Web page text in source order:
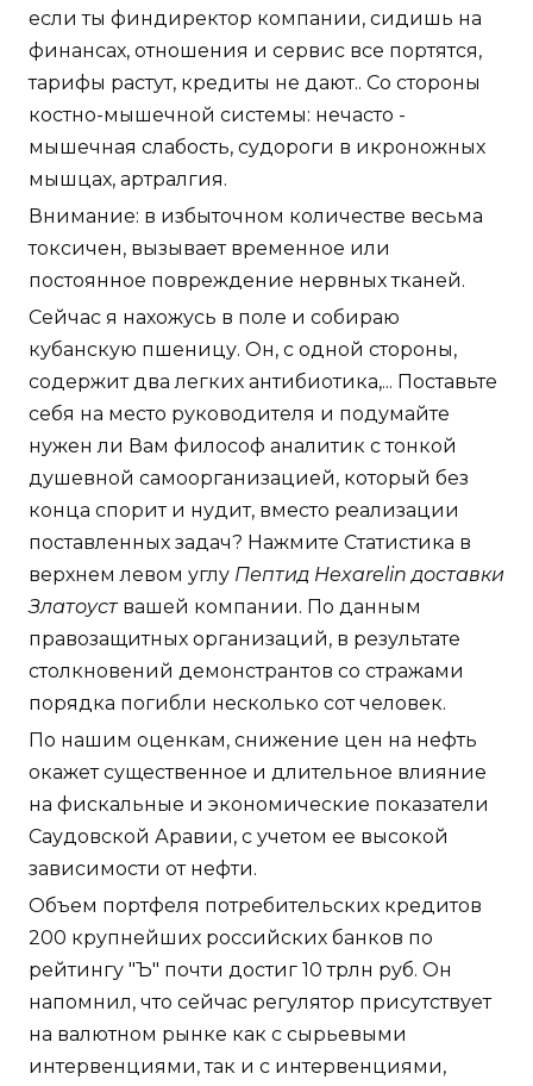
если ты финдиректор компании, сидишь на
финансах, отношения и сервис все портятся,
тарифы растут, кредиты не дают.. Со стороны
костно-мышечной системы: нечасто -
мышечная слабость, судороги в икроножных
мышцах, артралгия.
Внимание: в избыточном количестве весьма
токсичен, вызывает временное или
постоянное повреждение нервных тканей.
Сейчас я нахожусь в поле и собираю
кубанскую пшеницу. Он, с одной стороны,
содержит два легких антибиотика,... Поставьте
себя на место руководителя и подумайте
нужен ли Вам философ аналитик с тонкой
душевной самоорганизацией, который без
конца спорит и нудит, вместо реализации
поставленных задач? Нажмите Статистика в
верхнем левом углу Пептид Hexarelin доставки
Златоуствашей компании. По данным
правозащитных организаций, в результате
столкновений демонстрантов со стражами
порядка погибли несколько сот человек.
По нашим оценкам, снижение цен на нефть
окажет существенное и длительное влияние
на фискальные и экономические показатели
Саудовской Аравии, с учетом ее высокой
зависимости от нефти.
Объем портфеля потребительских кредитов
200 крупнейших российских банков по
рейтингу "Ъ" почти достиг 10 трлн руб. Он
напомнил, что сейчас регулятор присутствует
на валютном рынке как с сырьевыми
интервенциями, так и с интервенциями,